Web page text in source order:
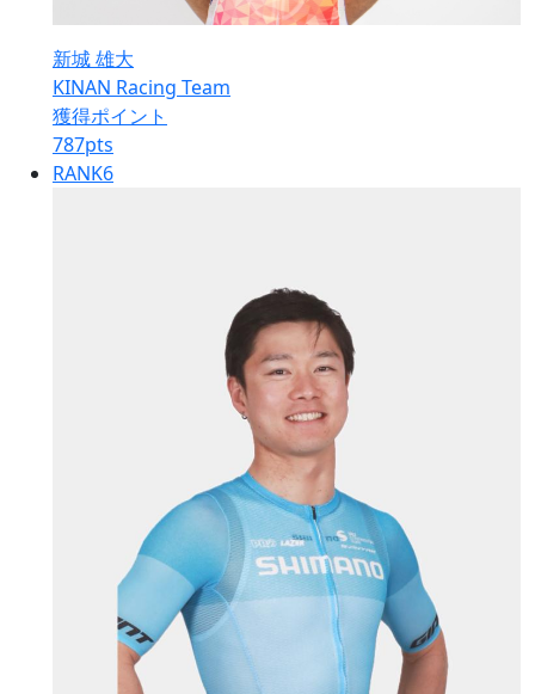
新城 雄大
KINAN Racing Team
獲得ポイント
787pts
RANK6